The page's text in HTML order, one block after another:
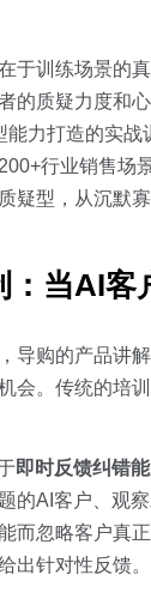
于训练场景的
的质疑力度和
能力打造的实战
行业销售场
疑型，从沉默
：当AI客
导购的产品讲
会。传统的培
即时反馈纠错
的AI客户、观
而忽略客户真
出针对性反馈。